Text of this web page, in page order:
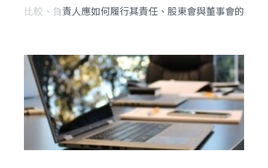
比較、負責人應如何履行其責任、股東會與董事會的
點，有效促進企業的穩健發展，提升經營效益。